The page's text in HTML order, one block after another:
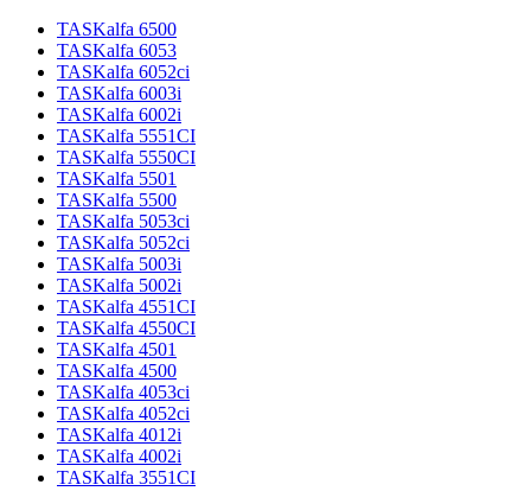
TASKalfa 6500
TASKalfa 6053
TASKalfa 6052ci
TASKalfa 6003i
TASKalfa 6002i
TASKalfa 5551CI
TASKalfa 5550CI
TASKalfa 5501
TASKalfa 5500
TASKalfa 5053ci
TASKalfa 5052ci
TASKalfa 5003i
TASKalfa 5002i
TASKalfa 4551CI
TASKalfa 4550CI
TASKalfa 4501
TASKalfa 4500
TASKalfa 4053ci
TASKalfa 4052ci
TASKalfa 4012i
TASKalfa 4002i
TASKalfa 3551CI